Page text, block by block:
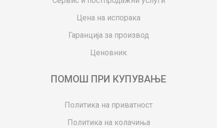
Цена на испорака
Гаранција за производ
Ценовник
ПОМОШ ПРИ КУПУВАЊЕ
Политика на приватност
Политика на колачиња